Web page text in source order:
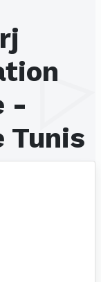
-
Tunis